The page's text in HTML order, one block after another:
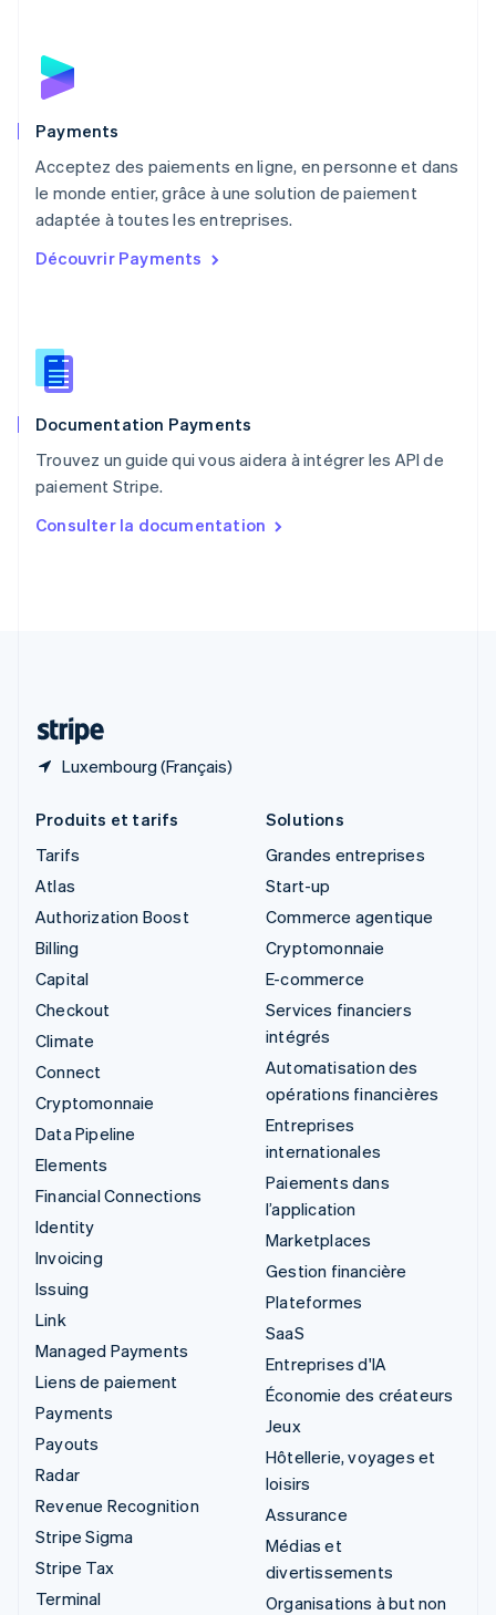
Payments
Acceptez des paiements en ligne, en personne et dans
le monde entier, grâce à une solution de paiement
adaptée à toutes les entreprises.
Découvrir Payments
Documentation Payments
Trouvez un guide qui vous aidera à intégrer les API de
paiement Stripe.
Consulter la documentation
Luxembourg (Français)
Norvège
English
English
NederlandsEnglish
Pologne
English
PortuguêsEnglish
English
Roumanie
Royaume-Uni
Singapour
English 简体中文
English
Produits et tarifs
Tarifs
Atlas
Authorization Boost
Billing
Capital
Checkout
Climate
Connect
Cryptomonnaie
Data Pipeline
Elements
Financial Connections
Identity
Invoicing
Issuing
Link
Managed Payments
Liens de paiement
Payments
Payouts
Radar
Revenue Recognition
Stripe Sigma
Stripe Tax
Terminal
Solutions
Grandes entreprises
Start-up
Commerce agentique
Cryptomonnaie
E-commerce
Services financiers
intégrés
Automatisation des
opérations financières
Entreprises
internationales
Paiements dans
l’application
Marketplaces
Gestion financière
Plateformes
SaaS
Entreprises d'IA
Économie des créateurs
Jeux
Hôtellerie, voyages et
loisirs
Assurance
Médias et
divertissements
Organisations à but non